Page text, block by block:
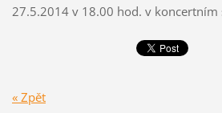
27.5.2014 v 18.00 hod. v koncertním
« Zpět